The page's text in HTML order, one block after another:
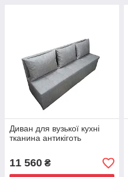
Диван для вузької кухні
тканина антикіготь
11 560 ₴